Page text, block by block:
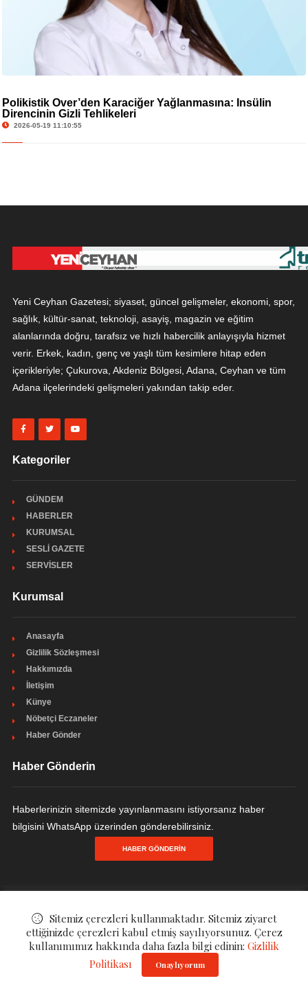
Polikistik Over’den Karaciğer Yağlanmasına: İnsülin
Direncinin Gizli Tehlikeleri
2026-05-19 11:10:55
Yeni Ceyhan Gazetesi; siyaset, güncel gelişmeler, ekonomi, spor,
sağlık, kültür-sanat, teknoloji, asayiş, magazin ve eğitim
alanlarında doğru, tarafsız ve hızlı habercilik anlayışıyla hizmet
verir. Erkek, kadın, genç ve yaşlı tüm kesimlere hitap eden
içerikleriyle; Çukurova, Akdeniz Bölgesi, Adana, Ceyhan ve tüm
Adana ilçelerindeki gelişmeleri yakından takip eder.
Kategoriler
GÜNDEM
HABERLER
KURUMSAL
SESLİ GAZETE
SERVİSLER
Kurumsal
Anasayfa
Gizlilik Sözleşmesi
Hakkımızda
İletişim
Künye
Nöbetçi Eczaneler
Haber Gönder
Haber Gönderin
Haberlerinizin sitemizde yayınlanmasını istiyorsanız haber
bilgisini WhatsApp üzerinden gönderebilirsiniz.
HABER GÖNDERIN
YENİ CEYHAN HABER "OKUYUN HABERİNİZ OLSUN"
Reserved.
Sitemiz çerezleri kullanmaktadır. Sitemiz ziyaret
ettiğinizde çerezleri kabul etmiş sayılıyorsunuz. Çerez
kullanımımız hakkında daha fazla bilgi edinin: Gizlilik
Politikası
Onaylıyorum